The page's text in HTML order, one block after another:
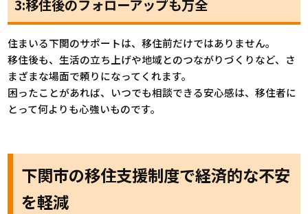
3:移住後のフォローアップも万全
住まいる下関のサポートは、移住前だけではありません。
移住後も、生活の立ち上げや地域とのつながりづくりなど、さ
まざまな場面で頼りになってくれます。
困ったことがあれば、いつでも相談できる安心感は、移住者に
とって何よりも心強いものです。
下関市の移住支援制度で経済的な不安
を軽減